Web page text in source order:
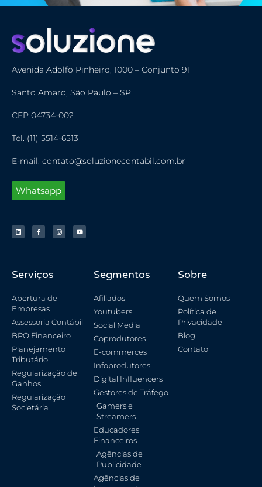
Avenida Adolfo Pinheiro, 1000 – Conjunto 91
Santo Amaro, São Paulo – SP
CEP 04734-002
Tel. (11) 5514-6513
E-mail: contato@soluzionecontabil.com.br
Whatsapp
Serviços
Abertura de
Empresas
Assessoria Contábil
BPO Financeiro
Planejamento
Tributário
Regularização de
Ganhos
Regularização
Societária
Segmentos
Afiliados
Youtubers
Social Media
Coprodutores
E-commerces
Infoprodutores
Digital Influencers
Gestores de Tráfego
Gamers e
Streamers
Educadores
Financeiros
Agências de
Publicidade
Agências de
Sobre
Quem Somos
Política de
Privacidade
Blog
Contato